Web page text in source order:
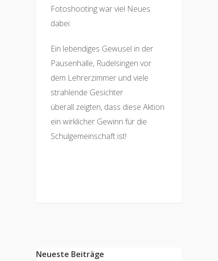
Fotoshooting war viel Neues
dabei.
Ein lebendiges Gewusel in der
Pausenhalle, Rudelsingen vor
dem Lehrerzimmer und viele
strahlende Gesichter
überall zeigten, dass diese Aktion
ein wirklicher Gewinn für die
Schulgemeinschaft ist!
Neueste Beiträge